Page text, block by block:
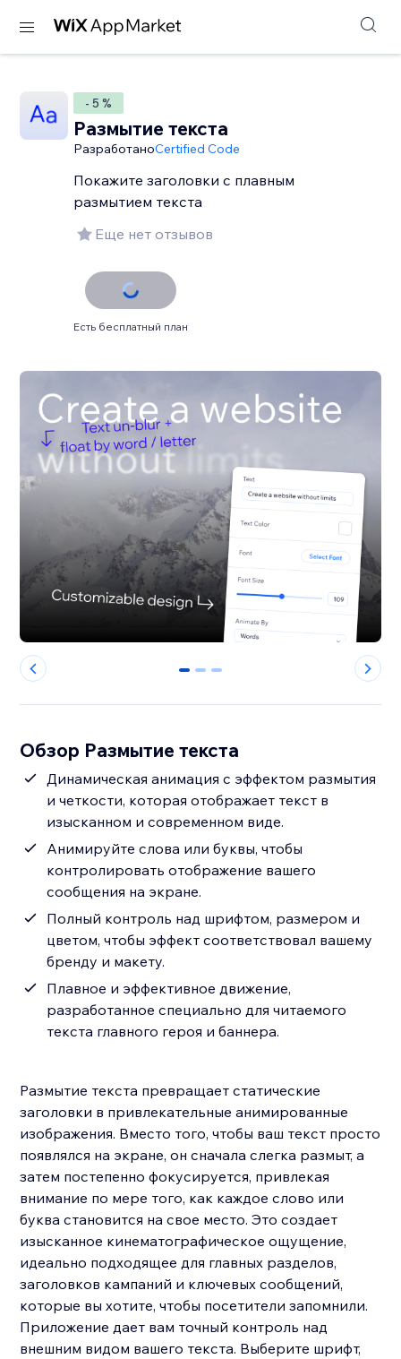
- 5 %
Размытие текста
РазработаноCertified Code
Покажите заголовки с плавным
размытием текста
Еще нет отзывов
Есть бесплатный план
0 1 2
Обзор Размытие текста
Динамическая анимация с эффектом размытия
и четкости, которая отображает текст в
изысканном и современном виде.
Анимируйте слова или буквы, чтобы
контролировать отображение вашего
сообщения на экране.
Полный контроль над шрифтом, размером и
цветом, чтобы эффект соответствовал вашему
бренду и макету.
Плавное и эффективное движение,
разработанное специально для читаемого
текста главного героя и баннера.
Размытие текста превращает статические
заголовки в привлекательные анимированные
изображения. Вместо того, чтобы ваш текст просто
появлялся на экране, он сначала слегка размыт, а
затем постепенно фокусируется, привлекая
внимание по мере того, как каждое слово или
буква становится на свое место. Это создает
изысканное кинематографическое ощущение,
идеально подходящее для главных разделов,
заголовков кампаний и ключевых сообщений,
которые вы хотите, чтобы посетители запомнили.
Приложение дает вам точный контроль над
внешним видом вашего текста. Выберите шрифт,